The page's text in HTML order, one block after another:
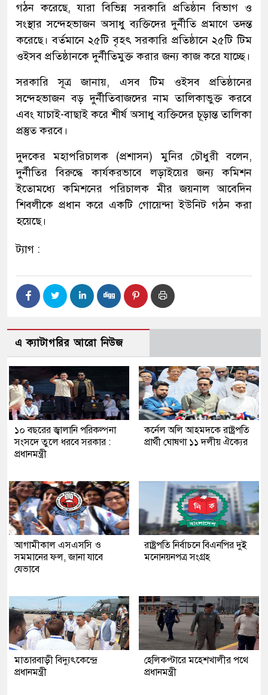
গঠন করেছে, যারা বিভিন্ন সরকারি প্রতিষ্ঠান বিভাগ ও
সংস্থার সন্দেহভাজন অসাধু ব্যক্তিদের দুর্নীতি প্রমাণে তদন্ত
করেছে। বর্তমানে ২৫টি বৃহৎ সরকারি প্রতিষ্ঠানে ২৫টি টিম
ওইসব প্রতিষ্ঠানকে দুর্নীতিমুক্ত করার জন্য কাজ করে যাচ্ছে।
সরকারি সূত্র জানায়, এসব টিম ওইসব প্রতিষ্ঠানের
সন্দেহভাজন বড় দুর্নীতিবাজদের নাম তালিকাভুক্ত করবে
এবং যাচাই-বাছাই করে শীর্ষ অসাধু ব্যক্তিদের চূড়ান্ত তালিকা
প্রস্তুত করবে।
দুদকের মহাপরিচালক (প্রশাসন) মুনির চৌধুরী বলেন,
দুর্নীতির বিরুদ্ধে কার্যকরভাবে লড়াইয়ের জন্য কমিশন
ইতোমধ্যে কমিশনের পরিচালক মীর জয়নাল আবেদিন
শিবলীকে প্রধান করে একটি গোয়েন্দা ইউনিট গঠন করা
হয়েছে।
ট্যাগ :
এ ক্যাটাগরির আরো নিউজ
১০ বছরের জ্বালানি পরিকল্পনা
সংসদে তুলে ধরবে সরকার :
প্রধানমন্ত্রী
কর্নেল অলি আহমদকে রাষ্ট্রপতি
প্রার্থী ঘোষণা ১১ দলীয় ঐক্যের
আগামীকাল এসএসসি ও
সমমানের ফল, জানা যাবে
যেভাবে
রাষ্ট্রপতি নির্বাচনে বিএনপির দুই
মনোনয়নপত্র সংগ্রহ
মাতারবাড়ী বিদ্যুৎকেন্দ্রে
প্রধানমন্ত্রী
হেলিকপ্টারে মহেশখালীর পথে
প্রধানমন্ত্রী